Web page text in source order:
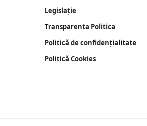
Legislație
Transparenta Politica
Politică de confidențialitate
Politică Cookies